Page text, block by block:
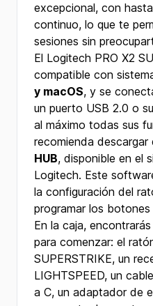
excepcional, con hasta
continuo, lo que te
sesiones sin
El Logitech PRO X2
compatible con
y macOS, y se
un puerto USB 2.0 o
al máximo todas sus
recomienda descargar
HUB, disponible en el
Logitech. Este
la configuración del
programar los
En la caja,
para comenzar: el
SUPERSTRIKE, un
LIGHTSPEED, un
a C, un adaptador de